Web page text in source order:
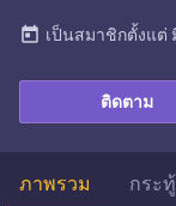
ติดตาม
today เป็นสมาชิกตั้งแต่
ภาพรวม กระ